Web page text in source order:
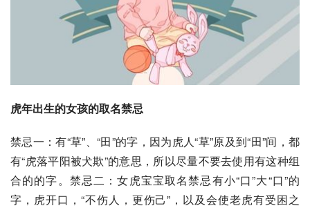
虎年出生的女孩的取名禁忌
禁忌一：有“草”、“田”的字，因为虎人“草”原及到“田”间，都
有“虎落平阳被犬欺”的意思，所以尽量不要去使用有这种组
合的的字。禁忌二：女虎宝宝取名禁忌有小“口”大“口”的
字，虎开口，“不伤人，更伤己”，以及会使老虎有受困之